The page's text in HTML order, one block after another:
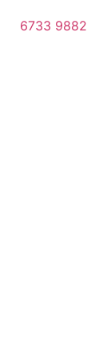
6733 9882